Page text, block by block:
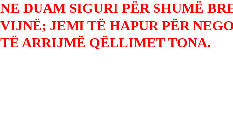
NE DUAM SIGURI PËR SHUMË
VIJNË; JEMI TË HAPUR PËR
TË ARRIJMË QËLLIMET TONA.